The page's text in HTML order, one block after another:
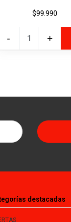
$99.990
+
-
destacadas